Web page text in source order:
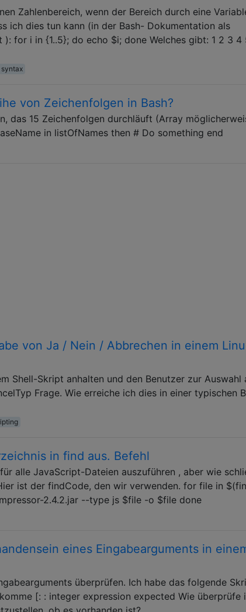
Zahlenbereich, wenn der Bereich durch eine
ich dies tun kann (in der Bash- Dokumentation als
): for i in {1..5}; do echo $i; done Welches gibt: 1 2 3 4
syntax
von Zeichenfolgen in Bash?
das 15 Zeichenfolgen durchläuft (Array
in listOfNames then # Do something end
von Ja / Nein / Abbrechen in einem
Shell-Skript anhalten und den Benutzer zur Auswahl
Frage. Wie erreiche ich dies in einer typischen
in find aus. Befehl
alle JavaScript-Dateien auszuführen , aber wie
ist der findCode, den wir verwenden. for file in
2.4.2.jar --type js $file -o $file done
eines Eingabearguments in
überprüfen. Ich habe das folgende
[: : integer expression expected Wie überprüfe